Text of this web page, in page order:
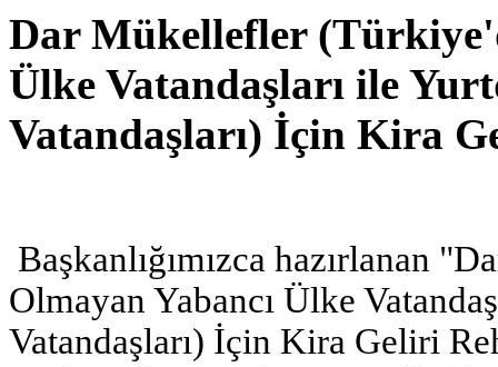
Dar Mükellefler
Ülke Vatandaşları ile
Vatandaşları) İçin Kira
Başkanlığımızca hazırlanan
Olmayan Yabancı Ülke
Vatandaşları) İçin Kira Geliri